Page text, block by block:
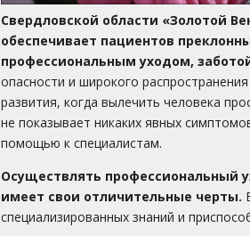
Свердловской области «Золотой
обеспечивает пациентов
профессиональным уходом,
опасности и широкого
развития, когда вылечить человека
не показывает никаких явных
помощью к специалистам.
Осуществлять профессиональный
имеет свои отличительные черты.
специализированных знаний и